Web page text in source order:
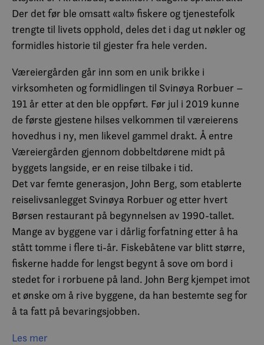
Der det før ble omsatt «alt» fiskere og tjenestefolk
trengte til livets opphold, deles det i dag ut nøkler og
formidles historie til gjester fra hele verden.
Væreiergården går inn som en unik brikke i
virksomheten og formidlingen til Svinøya Rorbuer –
191 år etter at den ble oppført. Før jul i 2019 kunne
de første gjestene hilses velkommen til væreierens
hovedhus i ny, men likevel gammel drakt. Å entre
Væreiergården gjennom dobbeltdørene midt på
byggets langside, er en reise tilbake i tid.
Det var femte generasjon, John Berg, som etablerte
reiselivsanlegget Svinøya Rorbuer og etter hvert
Børsen restaurant på begynnelsen av 1990-tallet.
Mange av byggene var i dårlig forfatning etter å ha
stått tomme i flere ti-år. Fiskebåtene var blitt større,
fiskerne hadde for lengst begynt å sove om bord i
stedet for i rorbuene på land. John Berg kjempet imot
et ønske om å rive byggene, da han bestemte seg for
å ta fatt på bevaringsjobben.
Væreiergården har vært i bruk gjennom alle år, men
Les mer